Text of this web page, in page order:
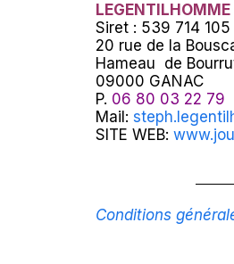
Siret : 539 714
20 rue de la
Hameau de
09000 GANAC
P. 06 80 03 22 79
Mail:
SITE WEB:
Conditions